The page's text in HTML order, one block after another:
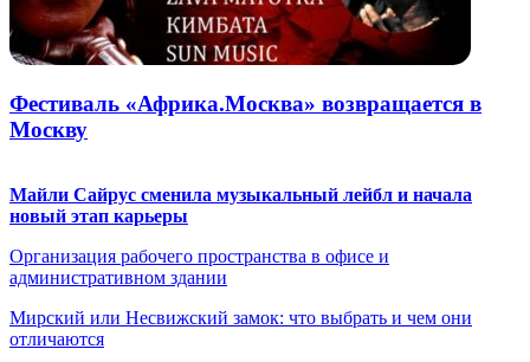
Фестиваль «Африка.Москва» возвращается в
Москву
Майли Сайрус сменила музыкальный лейбл и начала
новый этап карьеры
Организация рабочего пространства в офисе и
административном здании
Мирский или Несвижский замок: что выбрать и чем они
отличаются